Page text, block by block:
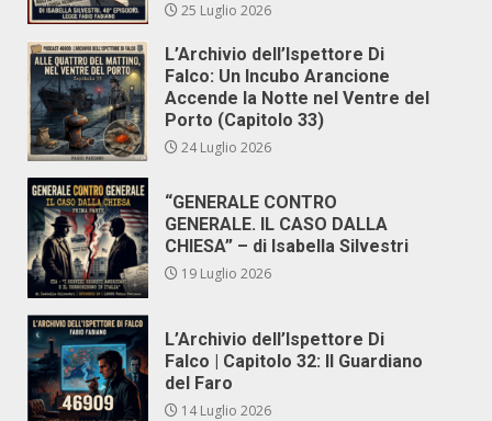
25 Luglio 2026
L’Archivio dell’Ispettore Di
Falco: Un Incubo Arancione
Accende la Notte nel Ventre del
Porto (Capitolo 33)
24 Luglio 2026
“GENERALE CONTRO
GENERALE. IL CASO DALLA
CHIESA” – di Isabella Silvestri
19 Luglio 2026
L’Archivio dell’Ispettore Di
Falco | Capitolo 32: Il Guardiano
del Faro
14 Luglio 2026